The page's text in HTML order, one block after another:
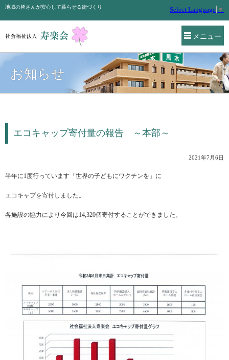
メニュー
地域の皆さんが安心して暮らせる街づくり Select Language ▼
お知らせ
エコキャップ寄付量の報告 ～本部～
2021年7月6日
半年に1度行っています「世界の子どもにワクチンを」に
エコキャプを寄付しました。
各施設の協力により今回は14,320個寄付することができました。